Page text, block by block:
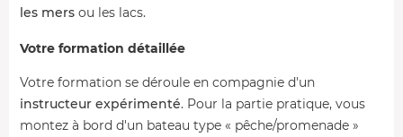
les mers ou les lacs.
Votre formation détaillée
Votre formation se déroule en compagnie d'un
instructeur expérimenté. Pour la partie pratique, vous
montez à bord d'un bateau type « pêche/promenade »